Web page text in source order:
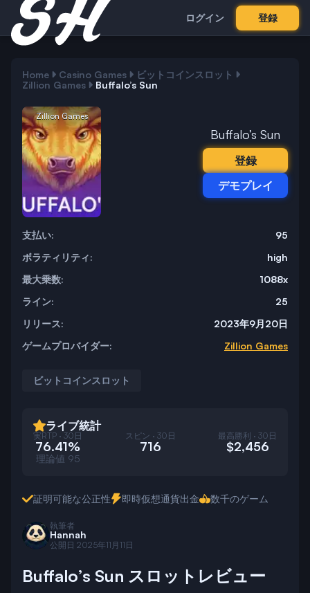
ログイン 登録
Home Casino Games
ビットコインスロット
Zillion Games
Buffalo’s Sun
Zillion Games
Buffalo’s Sun
登録
デモプレイ
支払い:
95
ボラティリティ:
high
最大乗数:
1088x
ライン:
25
リリース:
2023年9月20日
ゲームプロバイダー:
Zillion Games
ビットコインスロット
ライブ統計
実RTP · 30日
76.41%
理論値 95
スピン · 30日
716
最高勝利 · 30日
$2,456
証明可能な公正性 即時仮想通貨出金 数千のゲーム
執筆者
Hannah
公開日 2025年11月11日
Buffalo’s Sun スロットレビュー